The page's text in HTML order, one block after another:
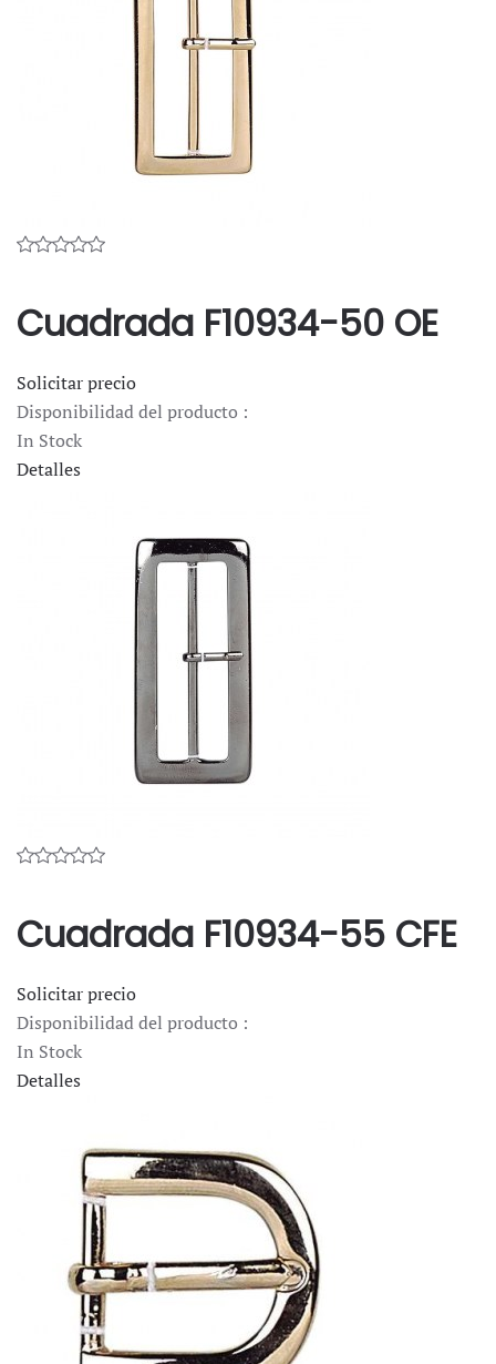
Cuadrada F10934-50 OE
Solicitar precio
Disponibilidad del producto :
In Stock
Detalles
Cuadrada F10934-55 CFE
Solicitar precio
Disponibilidad del producto :
In Stock
Detalles